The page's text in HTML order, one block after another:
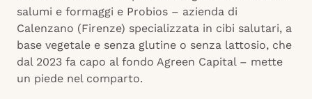
salumi e formaggi e Probios – azienda di
Calenzano (Firenze) specializzata in cibi salutari, a
base vegetale e senza glutine o senza lattosio, che
dal 2023 fa capo al fondo Agreen Capital – mette
un piede nel comparto.